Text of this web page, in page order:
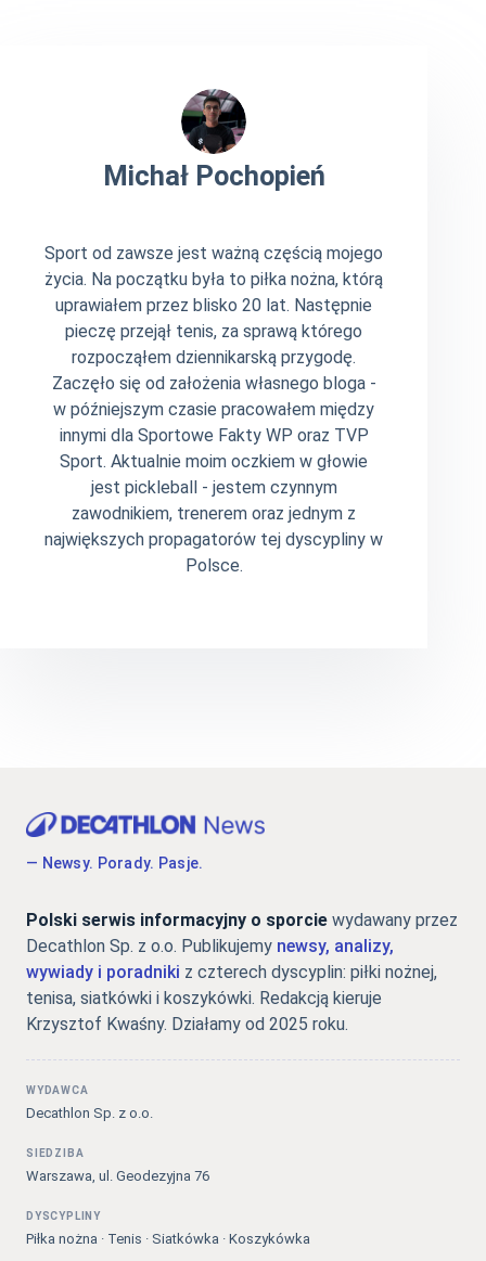
Michał Pochopień
Sport od zawsze jest ważną częścią mojego
życia. Na początku była to piłka nożna, którą
uprawiałem przez blisko 20 lat. Następnie
pieczę przejął tenis, za sprawą którego
rozpocząłem dziennikarską przygodę.
Zaczęło się od założenia własnego bloga -
w późniejszym czasie pracowałem między
innymi dla Sportowe Fakty WP oraz TVP
Sport. Aktualnie moim oczkiem w głowie
jest pickleball - jestem czynnym
zawodnikiem, trenerem oraz jednym z
największych propagatorów tej dyscypliny w
Polsce.
— Newsy. Porady. Pasje.
Polski serwis informacyjny o sporcie wydawany przez
Decathlon Sp. z o.o. Publikujemy newsy, analizy,
wywiady i poradniki z czterech dyscyplin: piłki nożnej,
tenisa, siatkówki i koszykówki. Redakcją kieruje
Krzysztof Kwaśny. Działamy od 2025 roku.
WYDAWCA
Decathlon Sp. z o.o.
SIEDZIBA
Warszawa, ul. Geodezyjna 76
DYSCYPLINY
Piłka nożna · Tenis · Siatkówka · Koszykówka